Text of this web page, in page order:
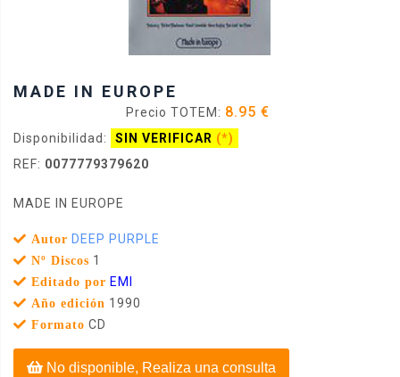
MADE IN EUROPE
Precio TOTEM: 8.95 €
Disponibilidad: SIN VERIFICAR (*)
REF: 0077779379620
MADE IN EUROPE
Autor DEEP PURPLE
Nº Discos 1
Editado por EMI
Año edición 1990
Formato CD
No disponible, Realiza una consulta